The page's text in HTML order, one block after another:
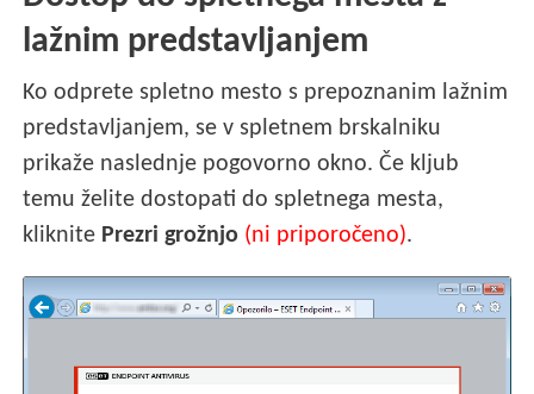
lažnim predstavljanjem
Ko odprete spletno mesto s prepoznanim lažnim
predstavljanjem, se v spletnem brskalniku
prikaže naslednje pogovorno okno. Če kljub
temu želite dostopati do spletnega mesta,
kliknite Prezri grožnjo (ni priporočeno).